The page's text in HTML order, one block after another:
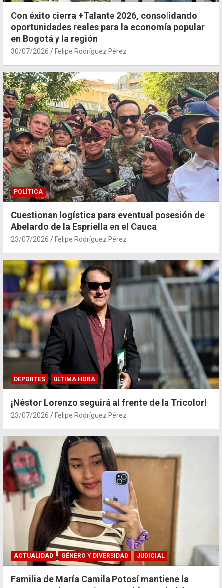
Con éxito cierra +Talante 2026, consolidando
oportunidades reales para la economía popular
en Bogotá y la región
30/07/2026 Felipe Rodríguez Pérez
POLÍTICA
Cuestionan logística para eventual posesión de
Abelardo de la Espriella en el Cauca
23/07/2026 Felipe Rodríguez Pérez
DEPORTES ÚLTIMA HORA
¡Néstor Lorenzo seguirá al frente de la Tricolor!
23/07/2026 Felipe Rodríguez Pérez
ACTUALIDAD GÉNERO Y DIVERSIDAD JUDICIAL
Familia de María Camila Potosí mantiene la